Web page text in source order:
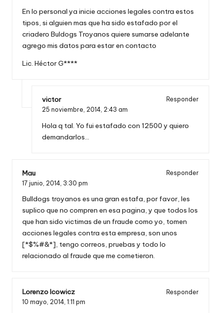
En lo personal ya inicie acciones legales contra estos
tipos, si alguien mas que ha sido estafado por el
criadero Buldogs Troyanos quiere sumarse adelante
agrego mis datos para estar en contacto
Lic. Héctor G****
victor
Responder
25 noviembre, 2014, 2:43 am
Hola q tal. Yo fui estafado con 12500 y quiero
demandarlos…
Mau
Responder
17 junio, 2014, 3:30 pm
Bulldogs troyanos es una gran estafa, por favor, les
suplico que no compren en esa pagina, y que todos los
que han sido victimas de un fraude como yo, tomen
acciones legales contra esta empresa, son unos
[*$%#&*], tengo correos, pruebas y todo lo
relacionado al fraude que me cometieron.
Lorenzo Icowicz
Responder
10 mayo, 2014, 1:11 pm